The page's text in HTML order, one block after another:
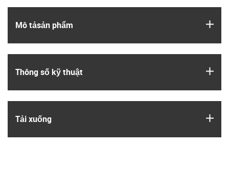
Mô tả­sản phẩm
Thông số kỹ thuật
Tải xuống